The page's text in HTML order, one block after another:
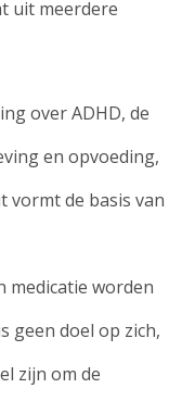
uit meerdere
over ADHD, de
en opvoeding,
vormt de basis van
medicatie worden
geen doel op zich,
zijn om de